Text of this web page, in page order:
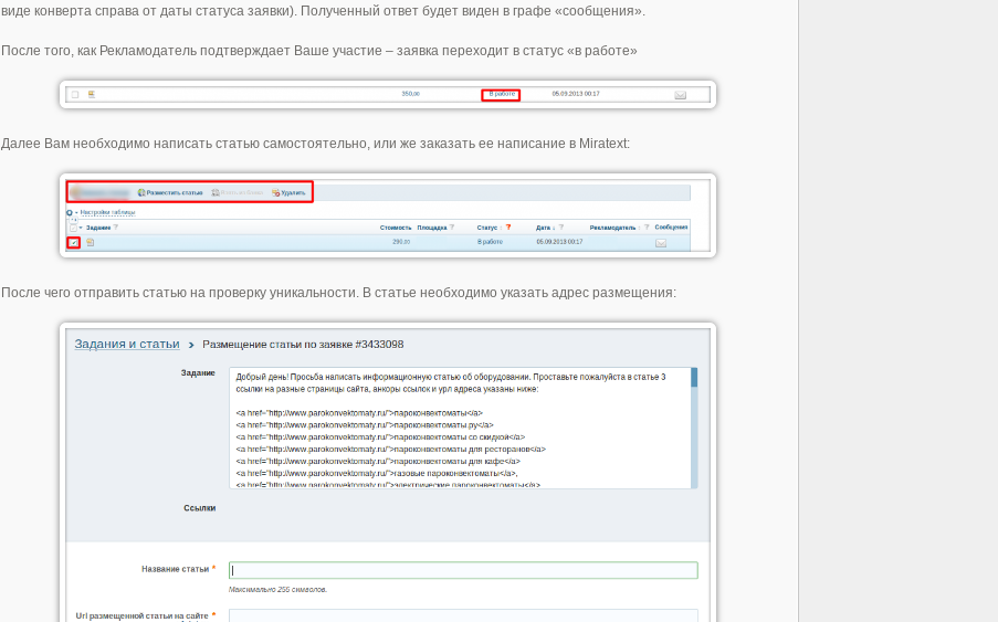
виде конверта справа от даты статуса заявки). Полученный ответ будет виден в графе «сообщения».
После того, как Рекламодатель подтверждает Ваше участие – заявка переходит в статус «в работе»
Далее Вам необходимо написать статью самостоятельно, или же заказать ее написание в Miratext:
После чего отправить статью на проверку уникальности. В статье необходимо указать адрес размещения: